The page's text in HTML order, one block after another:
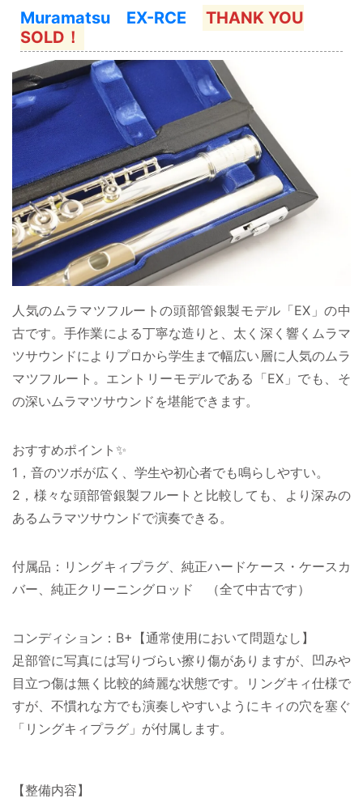
Muramatsu EX-RCE
THANK YOU
SOLD！
人気のムラマツフルートの頭部管銀製モデル「EX」の中
古です。手作業による丁寧な造りと、太く深く響くムラマ
ツサウンドによりプロから学生まで幅広い層に人気のムラ
マツフルート。エントリーモデルである「EX」でも、そ
の深いムラマツサウンドを堪能できます。
おすすめポイント✨
1，音のツボが広く、学生や初心者でも鳴らしやすい。
2，様々な頭部管銀製フルートと比較しても、より深みの
あるムラマツサウンドで演奏できる。
付属品：リングキィプラグ、純正ハードケース・ケースカ
バー、純正クリーニングロッド （全て中古です）
コンディション：B+【通常使用において問題なし】
足部管に写真には写りづらい擦り傷がありますが、凹みや
目立つ傷は無く比較的綺麗な状態です。リングキィ仕様で
すが、不慣れな方でも演奏しやすいようにキィの穴を塞ぐ
「リングキィプラグ」が付属します。
【整備内容】